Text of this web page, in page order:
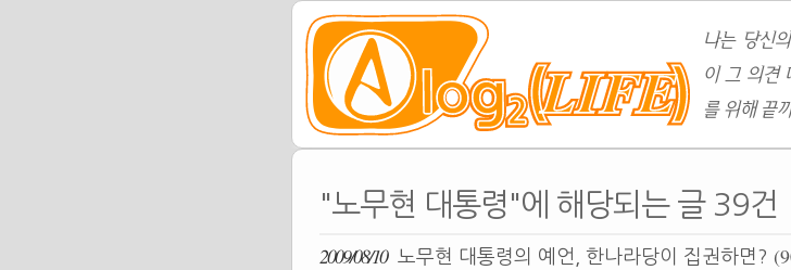
나는 당신
이 그 의견
를 위해 끝
"노무현 대통령"에 해당되는 글 39건
2009/08/10 노무현 대통령의 예언, 한나라당이 집권하면?